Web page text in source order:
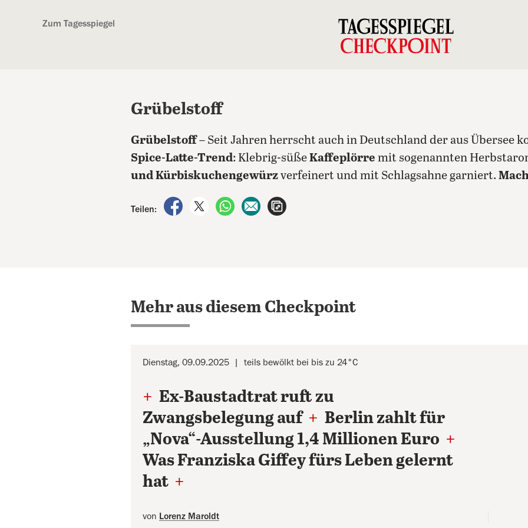
Zum Tagesspiegel
Grübelstoff
Grübelstoff– Seit Jahren herrscht auch in Deutschland der aus Übersee
Spice-Latte-Trend: Klebrig-süßeKaffeplörre mit sogenannten
und Kürbiskuchengewürzverfeinert und mit Schlagsahne garniert.
Teilen:
auf Facebook teilen
auf X teilenper WhatsApp teilen
per E-Mail teilen
Mehr aus diesem Checkpoint
Dienstag, 09.09.2025 teils bewölkt bei bis zu 24°C
+ Ex-Baustadtrat ruft zu
Zwangsbelegung auf + Berlin zahlt für
„Nova“-Ausstellung 1,4 Millionen Euro +
Was Franziska Giffey fürs Leben gelernt
hat +
von Lorenz Maroldt